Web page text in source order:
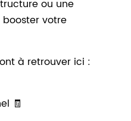
ou une
votre
à retrouver ici :
🧾